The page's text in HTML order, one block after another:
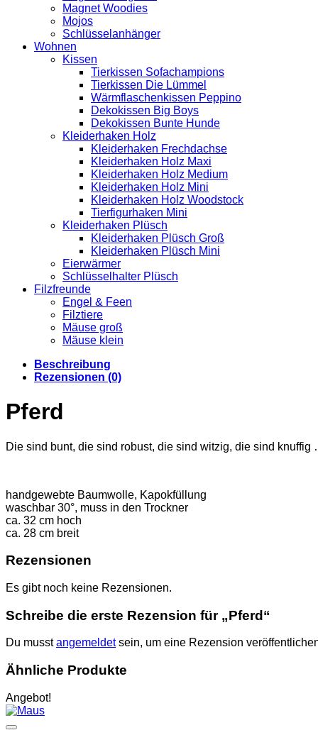
Magnet Woodies
Mojos
Schlüsselanhänger
Wohnen
Kissen
Tierkissen Sofachampions
Tierkissen Die Lümmel
Wärmflaschenkissen Peppino
Dekokissen Big Boys
Dekokissen Bunte Hunde
Kleiderhaken Holz
Kleiderhaken Frechdachse
Kleiderhaken Holz Maxi
Kleiderhaken Holz Medium
Kleiderhaken Holz Mini
Kleiderhaken Holz Woodstock
Tierfigurhaken Mini
Kleiderhaken Plüsch
Kleiderhaken Plüsch Groß
Kleiderhaken Plüsch Mini
Eierwärmer
Schlüsselhalter Plüsch
Filzfreunde
Engel & Feen
Filztiere
Mäuse groß
Mäuse klein
Beschreibung
Rezensionen (0)
Pferd
Die sind bunt, die sind robust, die sind witzig, die sind knuffig
handgewebte Baumwolle, Kapokfüllung
waschbar 30°, muss in den Trockner
ca. 32 cm hoch
ca. 28 cm breit
Rezensionen
Es gibt noch keine Rezensionen.
Schreibe die erste Rezension für „Pferd“
Du musstangemeldetsein, um eine Rezension
Ähnliche Produkte
Angebot!